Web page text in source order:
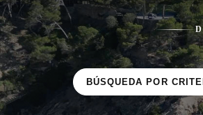
BÚSQUEDA POR